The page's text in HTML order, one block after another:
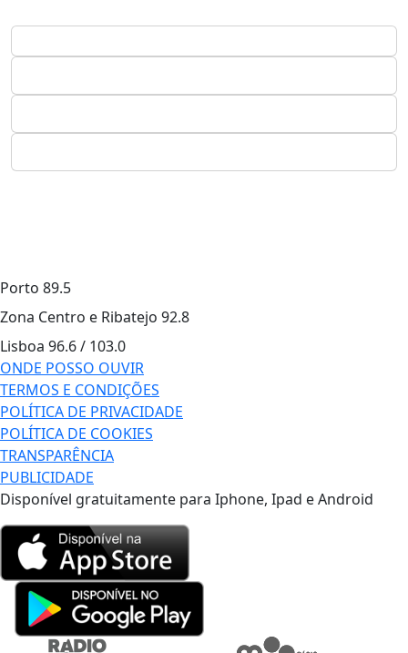
Porto 89.5
Zona Centro e Ribatejo 92.8
Lisboa 96.6 / 103.0
ONDE POSSO OUVIR
TERMOS E CONDIÇÕES
POLÍTICA DE PRIVACIDADE
POLÍTICA DE COOKIES
TRANSPARÊNCIA
PUBLICIDADE
Disponível gratuitamente para Iphone, Ipad e Android